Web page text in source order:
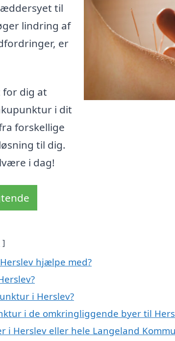
til
lindring af
er
dig at
i dit
forskellige
til dig.
i dag!
hjælpe med?
i Herslev?
i de omkringliggende byer til
i Herslev eller hele Langeland